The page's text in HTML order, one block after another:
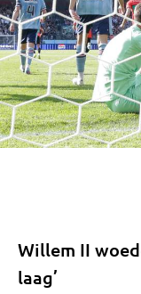
Willem II
laag’